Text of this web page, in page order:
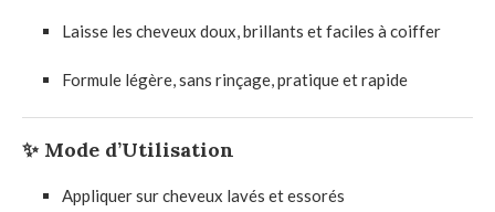
Laisse les cheveux doux, brillants et faciles à coiffer
Formule légère, sans rinçage, pratique et rapide
✨ Mode d’Utilisation
Appliquer sur cheveux lavés et essorés